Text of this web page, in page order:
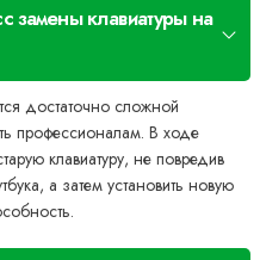
клавиатуры на
достаточно сложной
профессионалам. В ходе
клавиатуру, не повредив
а затем установить новую